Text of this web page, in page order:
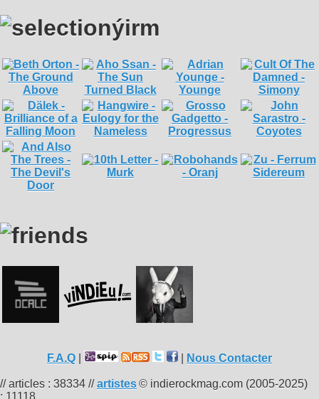
F.A.Q Nous Contacter
© indierockmag.com (2005-2025)
// articles : 38334 //artistes